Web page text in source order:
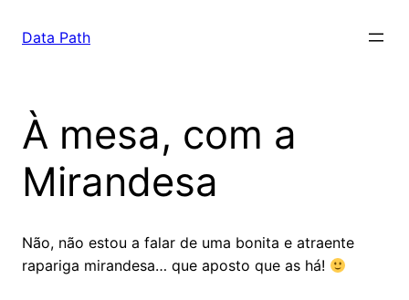
paraData Path
À mesa, com a
Mirandesa
Não, não estou a falar de uma bonita e atraente
rapariga mirandesa… que aposto que as há!